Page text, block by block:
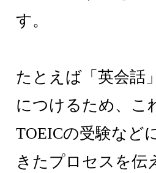
す。
たとえば「英会話
につけるため、こ
TOEICの受験など
きたプロセスを伝